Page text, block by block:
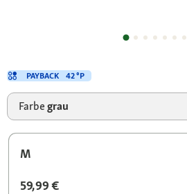
Farbegrau
M
59,99 €
PAYBACK 42 °P